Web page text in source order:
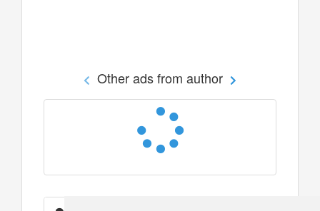
Other ads from author